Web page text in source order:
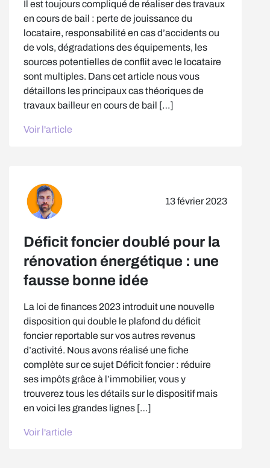
Il est toujours compliqué de réaliser des travaux
en cours de bail : perte de jouissance du
locataire, responsabilité en cas d’accidents ou
de vols, dégradations des équipements, les
sources potentielles de conflit avec le locataire
sont multiples. Dans cet article nous vous
détaillons les principaux cas théoriques de
travaux bailleur en cours de bail […]
Voir l'article
13 février 2023
Déficit foncier doublé pour la
rénovation énergétique : une
fausse bonne idée
La loi de finances 2023 introduit une nouvelle
disposition qui double le plafond du déficit
foncier reportable sur vos autres revenus
d’activité. Nous avons réalisé une fiche
complète sur ce sujet Déficit foncier : réduire
ses impôts grâce à l’immobilier, vous y
trouverez tous les détails sur le dispositif mais
en voici les grandes lignes […]
Voir l'article